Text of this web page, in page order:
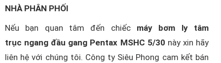
NHÀ PHÂN PHỐI
Nếu bạn quan tâm đến chiếc máy bơm ly tâm
trục ngang đầu gang Pentax MSHC 5/30 này xin hãy
liên hệ với chúng tôi. Công ty Siêu Phong cam kết bán